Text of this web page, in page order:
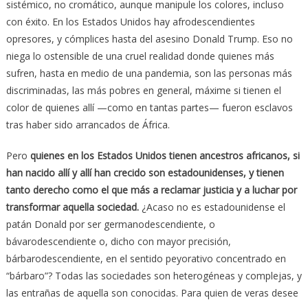
sistémico, no cromático, aunque manipule los colores, incluso
con éxito. En los Estados Unidos hay afrodescendientes
opresores, y cómplices hasta del asesino Donald Trump. Eso no
niega lo ostensible de una cruel realidad donde quienes más
sufren, hasta en medio de una pandemia, son las personas más
discriminadas, las más pobres en general, máxime si tienen el
color de quienes allí —como en tantas partes— fueron esclavos
tras haber sido arrancados de África.
Pero quienes en los Estados Unidos tienen ancestros africanos, si
han nacido allí y allí han crecido son estadounidenses, y tienen
tanto derecho como el que más a reclamar justicia y a luchar por
transformar aquella sociedad.¿Acaso no es estadounidense el
patán Donald por ser germanodescendiente, o
bávarodescendiente o, dicho con mayor precisión,
bárbarodescendiente, en el sentido peyorativo concentrado en
“bárbaro”? Todas las sociedades son heterogéneas y complejas, y
las entrañas de aquella son conocidas. Para quien de veras desee